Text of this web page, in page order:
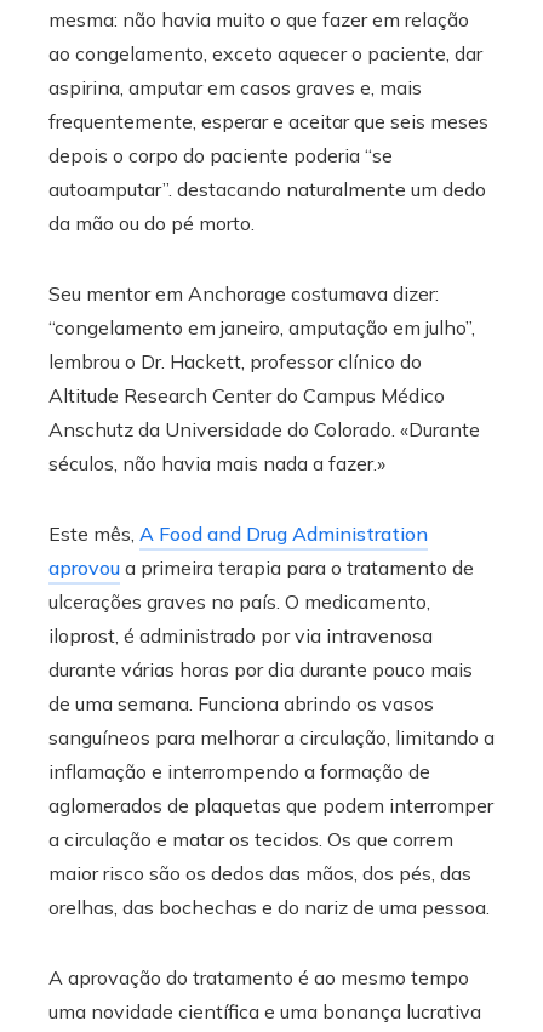
mesma: não havia muito o que fazer em relação
ao congelamento, exceto aquecer o paciente, dar
aspirina, amputar em casos graves e, mais
frequentemente, esperar e aceitar que seis meses
depois o corpo do paciente poderia “se
autoamputar”. destacando naturalmente um dedo
da mão ou do pé morto.
Seu mentor em Anchorage costumava dizer:
“congelamento em janeiro, amputação em julho”,
lembrou o Dr. Hackett, professor clínico do
Altitude Research Center do Campus Médico
Anschutz da Universidade do Colorado. «Durante
séculos, não havia mais nada a fazer.»
Este mês, A Food and Drug Administration
aprovou a primeira terapia para o tratamento de
ulcerações graves no país. O medicamento,
iloprost, é administrado por via intravenosa
durante várias horas por dia durante pouco mais
de uma semana. Funciona abrindo os vasos
sanguíneos para melhorar a circulação, limitando a
inflamação e interrompendo a formação de
aglomerados de plaquetas que podem interromper
a circulação e matar os tecidos. Os que correm
maior risco são os dedos das mãos, dos pés, das
orelhas, das bochechas e do nariz de uma pessoa.
A aprovação do tratamento é ao mesmo tempo
uma novidade científica e uma bonança lucrativa